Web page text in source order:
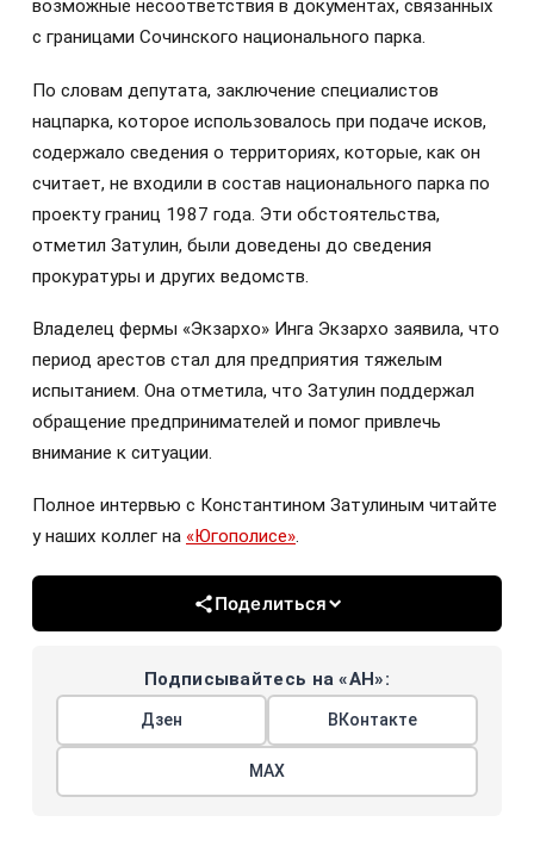
возможные несоответствия в документах, связанных
с границами Сочинского национального парка.
По словам депутата, заключение специалистов
нацпарка, которое использовалось при подаче исков,
содержало сведения о территориях, которые, как он
считает, не входили в состав национального парка по
проекту границ 1987 года. Эти обстоятельства,
отметил Затулин, были доведены до сведения
прокуратуры и других ведомств.
Владелец фермы «Экзархо» Инга Экзархо заявила, что
период арестов стал для предприятия тяжелым
испытанием. Она отметила, что Затулин поддержал
обращение предпринимателей и помог привлечь
внимание к ситуации.
Полное интервью с Константином Затулиным читайте
у наших коллег на «Югополисе».
Поделиться
Подписывайтесь на «АН»:
Дзен ВКонтакте
МАХ